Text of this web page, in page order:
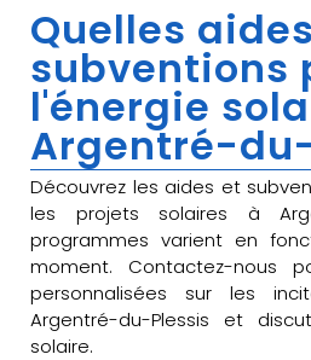
Quelles
subventions
l'énergie
Argentré-
Découvrez les aides et
les projets solaires à
programmes varient en
moment. Contactez-nous
personnalisées sur les
Argentré-du-Plessis et
solaire.